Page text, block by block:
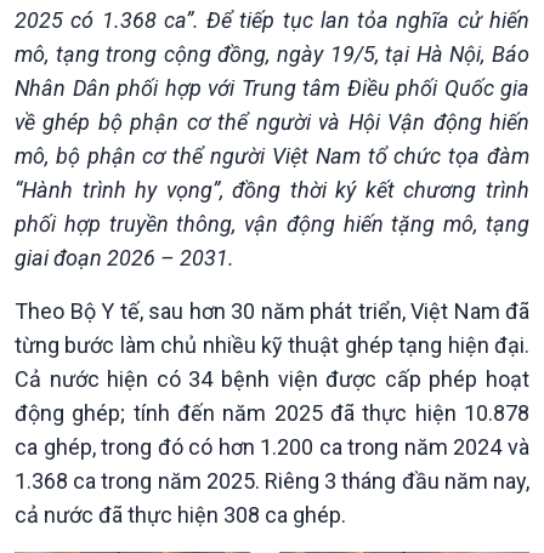
Thời sự 6h
Thời sự 12h
Thời sự 18h
Thời sự 21h30
Bản tin
Chuyên mục
Theo dòng Thời sự
2025 có 1.368 ca”. Để tiếp tục lan tỏa nghĩa cử hiến
mô, tạng trong cộng đồng, ngày 19/5, tại Hà Nội, Báo
Nhân Dân phối hợp với Trung tâm Điều phối Quốc gia
về ghép bộ phận cơ thể người và Hội Vận động hiến
mô, bộ phận cơ thể người Việt Nam tổ chức tọa đàm
“Hành trình hy vọng”, đồng thời ký kết chương trình
phối hợp truyền thông, vận động hiến tặng mô, tạng
giai đoạn 2026 – 2031.
Theo Bộ Y tế, sau hơn 30 năm phát triển, Việt Nam đã
từng bước làm chủ nhiều kỹ thuật ghép tạng hiện đại.
Cả nước hiện có 34 bệnh viện được cấp phép hoạt
động ghép; tính đến năm 2025 đã thực hiện 10.878
ca ghép, trong đó có hơn 1.200 ca trong năm 2024 và
1.368 ca trong năm 2025. Riêng 3 tháng đầu năm nay,
cả nước đã thực hiện 308 ca ghép.